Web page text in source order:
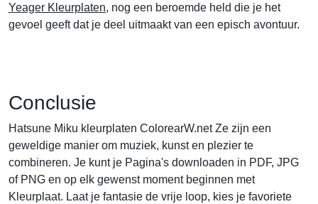
Yeager Kleurplaten, nog een beroemde held die je het
gevoel geeft dat je deel uitmaakt van een episch avontuur.
Conclusie
Hatsune Miku kleurplaten ColorearW.net Ze zijn een
geweldige manier om muziek, kunst en plezier te
combineren. Je kunt je Pagina's downloaden in PDF, JPG
of PNG en op elk gewenst moment beginnen met
Kleurplaat. Laat je fantasie de vrije loop, kies je favoriete